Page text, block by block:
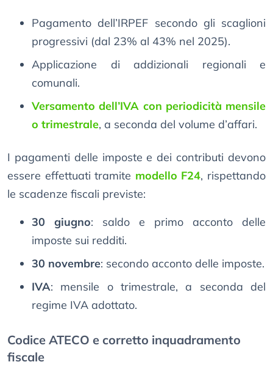
Pagamento dell’IRPEF secondo gli scaglioni
progressivi (dal 23% al 43% nel 2025).
Applicazione di addizionali regionali e
comunali.
Versamento dell’IVA con periodicità mensile
o trimestrale, a seconda del volume d’affari.
I pagamenti delle imposte e dei contributi devono
essere effettuati tramite modello F24, rispettando
le scadenze fiscali previste:
30 giugno: saldo e primo acconto delle
imposte sui redditi.
30 novembre: secondo acconto delle imposte.
IVA: mensile o trimestrale, a seconda del
regime IVA adottato.
Codice ATECO e corretto inquadramento
fiscale